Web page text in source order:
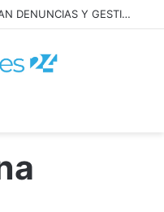
SIGUEN LOS FEMICIDIOS, FALTAN DENUNCIAS Y GESTION: MILEI NIEGA LA REALIDAD